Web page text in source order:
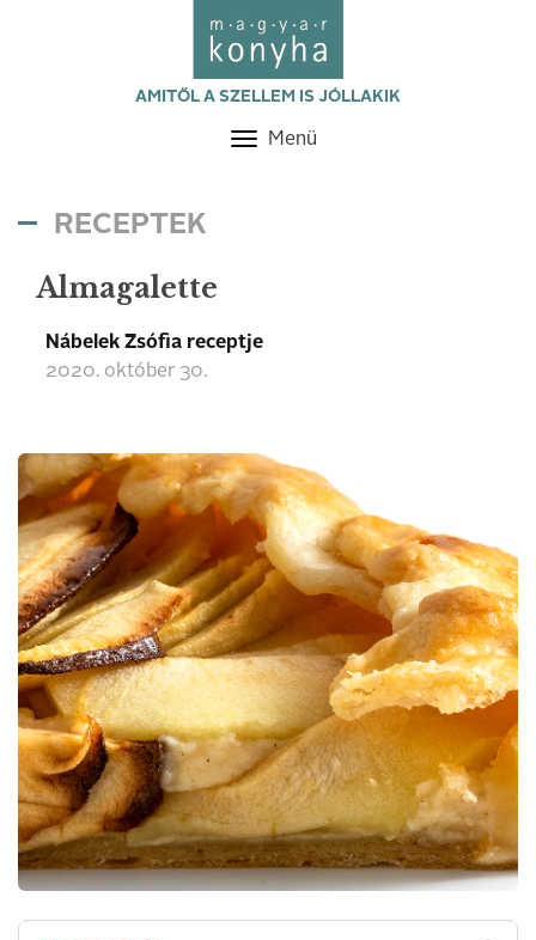
AMITŐL A SZELLEM IS JÓLLAKIK
Toggle
Menü
RECEPTEK
Almagalette
Nábelek Zsófia receptje
2020. október 30.